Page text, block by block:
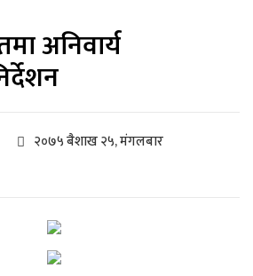
अनिवार्य
२०७५ बैशाख २५, मंगलबार